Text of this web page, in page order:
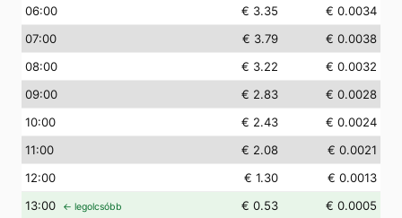
06:00 € 3.35
€ 0.0034
07:00 € 3.79
€ 0.0038
08:00 € 3.22
€ 0.0032
09:00 € 2.83
€ 0.0028
10:00 € 2.43
€ 0.0024
11:00 € 2.08
€ 0.0021
12:00 € 1.30
€ 0.0013
13:00 ← legolcsóbb € 0.53
€ 0.0005